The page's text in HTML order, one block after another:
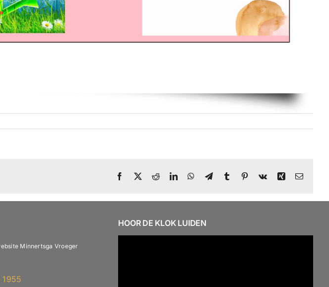
Facebook
X RedditLinkedInWhatsApp
TelegramTumblr Pinterest
Vk Xing E-
Minnertsga Vroeger
HOOR DE KLOK LUIDEN